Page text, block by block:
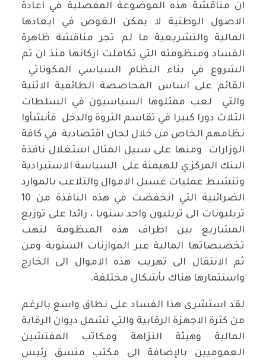
ان مناقشة هذه الموضوعة المفصلية في اعادة
الاصول الوطنية لا يمكن الغوص في ابعادها
المالية والتشريعية ما لم تجر مناقشة ظاهرة
الفساد ومنظومته التي تكاملت اركانها منذ ان تم
الشروع في بناء النظام السياسي المكوناتي
القائم على اساس المحاصصة الطائفية الاثنية
والتي لعب ممثلوها السياسيون في السلطات
الثلاث دورا كبيرا في تقاسم الثروة والدخل فأنشأوا
نظامهم الخاص من خلال لجان اقتصادية في كافة
الوزارات ومنها على سبيل المثال استغلال نافذة
البنك المركزي للهيمنة على السياسة الاستيرادية
وتنشيط عمليات غسيل الاموال والتلاعب بالموارد
الضرائبية التي انخفضت في هذه النافذة من 10
تريليونات الى تريليون واحد سنويا ، زائدا على توزيع
المشاريع بين اطراف هذه المنظومة لنهب
تخصيصاتها المالية عبر الموازنات السنوية ومن
ثم الانتقال الى تهريب هذه الاموال الى الخارج
واستثمارها هناك بأشكال مختلفة.
لقد استشرى هذا الفساد على نطاق واسع بالرغم
من كثرة الاجهزة الرقابية والتي تشمل ديوان الرقابة
المالية وهيئة النزاهة ومكاتب المفتشين
العموميين بالإضافة الى مكتب منسق رئيس